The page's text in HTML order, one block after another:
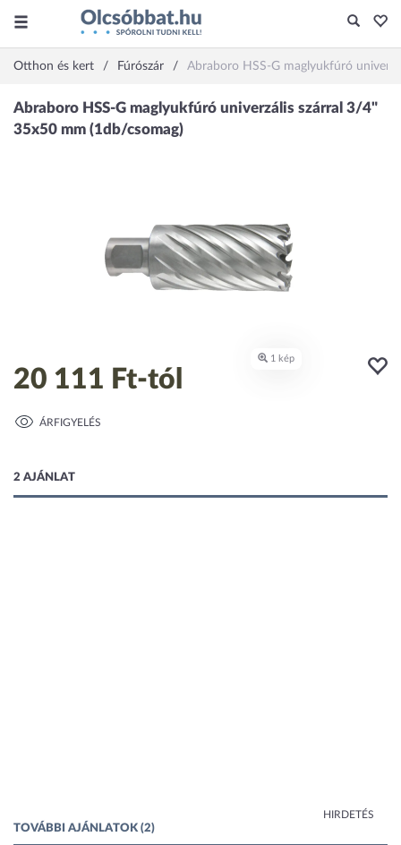
Otthon és kert Fúrószár Abraboro HSS-G maglyukfúró
20 111 Ft-tól
ÁRFIGYELÉS
2 AJÁNLAT
HIRDETÉS
TOVÁBBI AJÁNLATOK (2)